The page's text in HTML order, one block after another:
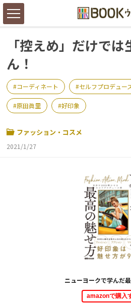
「控えめ」だけで
ん！
コーディネート セルフプロデュー
原田眞里 好印象
ファッション・コスメ
2021/1/27
ニューヨークで学んだ
amazonで購入